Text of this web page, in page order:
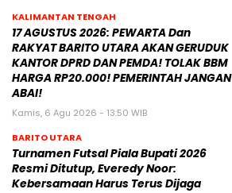
KALIMANTAN TENGAH
17 AGUSTUS 2026: PEWARTA Dan
RAKYAT BARITO UTARA AKAN GERUDUK
KANTOR DPRD DAN PEMDA! TOLAK BBM
HARGA RP20.000! PEMERINTAH JANGAN
ABAI!
Kamis, 6 Agu 2026 - 13:50 WIB
BARITO UTARA
Turnamen Futsal Piala Bupati 2026
Resmi Ditutup, Everedy Noor:
Kebersamaan Harus Terus Dijaga